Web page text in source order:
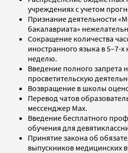
учреждениях с учетом
Признание деятельности
бакалавриата»
Сокращение количества
иностранного языка в 5–7-х
неделю.
Введение полного запрета
просветительскую
Возвращение в школы
Перевод чатов
мессенджер Max.
Введение бесплатного
обучения для
Принятие закона об
выпускников медицинских